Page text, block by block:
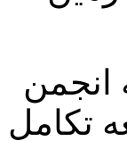
انجمن
تكامل